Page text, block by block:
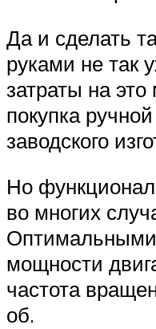
Да и сделать
руками не так
затраты на
покупка
заводского
Но
во многих
Оптимальными
мощности
частота
об.